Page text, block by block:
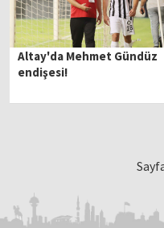
Altay'da Mehmet Gündüz
endişesi!